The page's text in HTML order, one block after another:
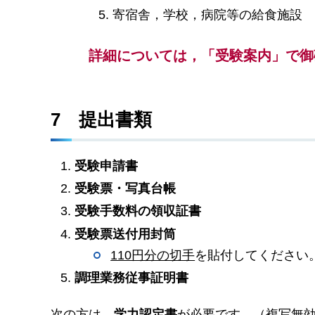
寄宿舎，学校，病院等の給食施設
詳細については，「受験案内」で御
7 提出書類
受験申請書
受験票・写真台帳
受験手数料の領収証書
受験票送付用封筒
110円分の切手を貼付してください。
調理業務従事証明書